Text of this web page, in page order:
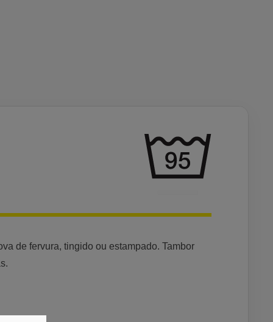
de fervura, tingido ou estampado. Tambor